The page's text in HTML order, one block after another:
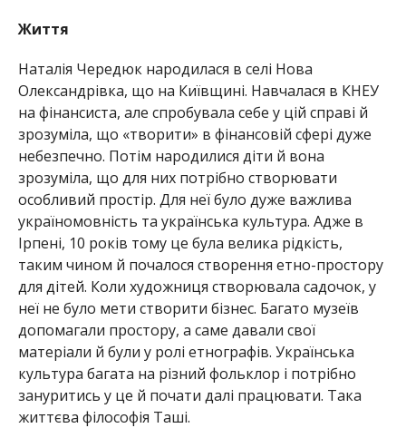
Життя
Наталія Чередюк народилася в селі Нова
Олександрівка, що на Київщині. Навчалася в КНЕУ
на фінансиста, але спробувала себе у цій справі й
зрозуміла, що «творити» в фінансовій сфері дуже
небезпечно. Потім народилися діти й вона
зрозуміла, що для них потрібно створювати
особливий простір. Для неї було дуже важлива
україномовність та українська культура. Адже в
Ірпені, 10 років тому це була велика рідкість,
таким чином й почалося створення етно-простору
для дітей. Коли художниця створювала садочок, у
неї не було мети створити бізнес. Багато музеїв
допомагали простору, а саме давали свої
матеріали й були у ролі етнографів. Українська
культура багата на різний фольклор і потрібно
зануритись у це й почати далі працювати. Така
життєва філософія Таші.